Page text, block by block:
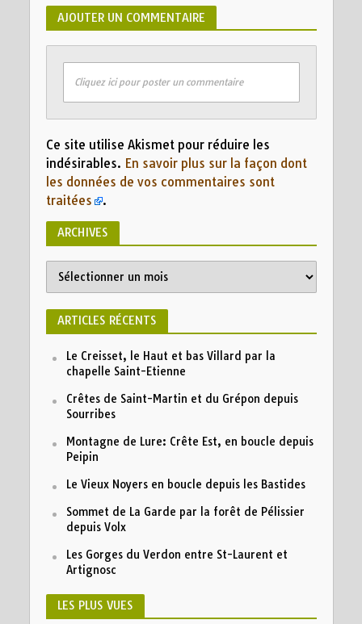
AJOUTER UN COMMENTAIRE
Cliquez ici pour poster un commentaire
Ce site utilise Akismet pour réduire les
indésirables. En savoir plus sur la façon dont
les données de vos commentaires sont
traitées
.
ARCHIVES
ARTICLES RÉCENTS
Le Creisset, le Haut et bas Villard par la
chapelle Saint-Etienne
Crêtes de Saint-Martin et du Grépon depuis
Sourribes
Montagne de Lure: Crête Est, en boucle depuis
Peipin
Le Vieux Noyers en boucle depuis les Bastides
Sommet de La Garde par la forêt de Pélissier
depuis Volx
Les Gorges du Verdon entre St-Laurent et
Artignosc
LES PLUS VUES